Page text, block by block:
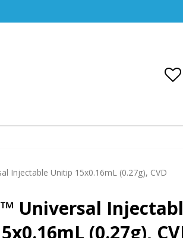
Injectable Unitip 15x0.16mL (0.27g), CVD
Universal
(0.27g),